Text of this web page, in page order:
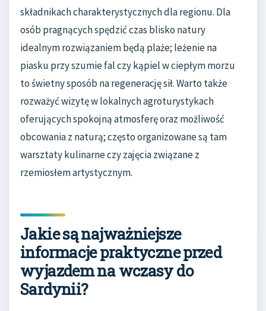
składnikach charakterystycznych dla regionu. Dla
osób pragnących spędzić czas blisko natury
idealnym rozwiązaniem będą plaże; leżenie na
piasku przy szumie fal czy kąpiel w ciepłym morzu
to świetny sposób na regenerację sił. Warto także
rozważyć wizytę w lokalnych agroturystykach
oferujących spokojną atmosferę oraz możliwość
obcowania z naturą; często organizowane są tam
warsztaty kulinarne czy zajęcia związane z
rzemiosłem artystycznym.
Jakie są najważniejsze
informacje praktyczne przed
wyjazdem na wczasy do
Sardynii?